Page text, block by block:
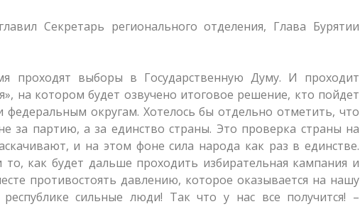
Секретарь регионального отделения, Глава Бурятии
проходят выборы в Государственную Думу. И проходит
на котором будет озвучено итоговое решение, кто пойдет
округам. Хотелось бы отдельно отметить, что
за партию, а за единство страны. Это проверка страны на
и на этом фоне сила народа как раз в единстве.
как будет дальше проходить избирательная кампания и
противостоять давлению, которое оказывается на нашу
сильные люди! Так что у нас все получится! –